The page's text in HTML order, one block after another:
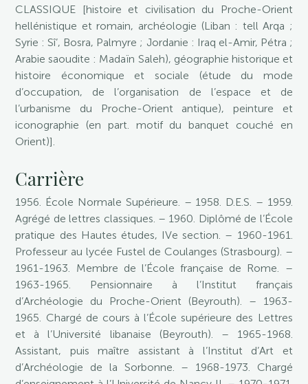
CLASSIQUE [histoire et civilisation du Proche-Orient
hellénistique et romain, archéologie (Liban : tell Arqa ;
Syrie : Sî’, Bosra, Palmyre ; Jordanie : Iraq el-Amir, Pétra ;
Arabie saoudite : Madaïn Saleh), géographie historique et
histoire économique et sociale (étude du mode
d’occupation, de l’organisation de l’espace et de
l’urbanisme du Proche-Orient antique), peinture et
iconographie (en part. motif du banquet couché en
Orient)].
Carrière
1956. École Normale Supérieure. – 1958. D.E.S. – 1959.
Agrégé de lettres classiques. – 1960. Diplômé de l’École
pratique des Hautes études, IVe section. – 1960-1961.
Professeur au lycée Fustel de Coulanges (Strasbourg). –
1961-1963. Membre de l’École française de Rome. –
1963-1965. Pensionnaire à l’Institut français
d’Archéologie du Proche-Orient (Beyrouth). – 1963-
1965. Chargé de cours à l’École supérieure des Lettres
et à l’Université libanaise (Beyrouth). – 1965-1968.
Assistant, puis maître assistant à l’Institut d’Art et
d’Archéologie de la Sorbonne. – 1968-1973. Chargé